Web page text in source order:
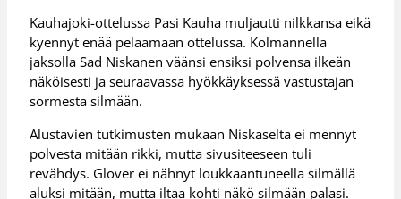
Kauhajoki-ottelussa Pasi Kauha muljautti nilkkansa eikä
kyennyt enää pelaamaan ottelussa. Kolmannella
jaksolla Sad Niskanen väänsi ensiksi polvensa ilkeän
näköisesti ja seuraavassa hyökkäyksessä vastustajan
sormesta silmään.
Alustavien tutkimusten mukaan Niskaselta ei mennyt
polvesta mitään rikki, mutta sivusiteeseen tuli
revähdys. Glover ei nähnyt loukkaantuneella silmällä
aluksi mitään, mutta iltaa kohti näkö silmään palasi.